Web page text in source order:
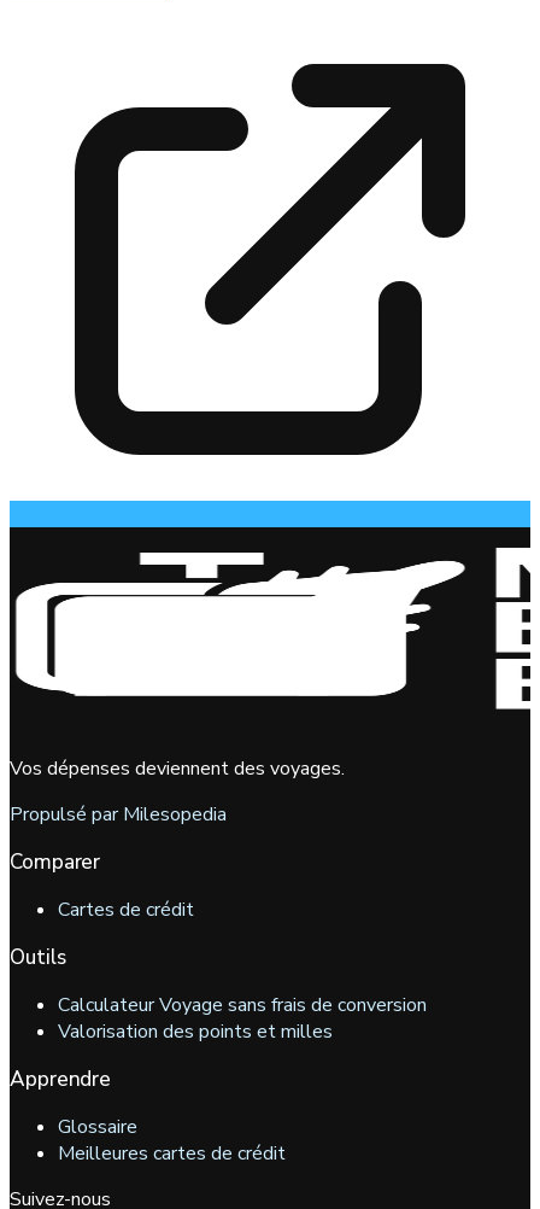
Vos dépenses deviennent des voyages.
Propulsé par Milesopedia
Comparer
Cartes de crédit
Outils
Calculateur Voyage sans frais de conversion
Valorisation des points et milles
Apprendre
Glossaire
Meilleures cartes de crédit
Suivez-nous